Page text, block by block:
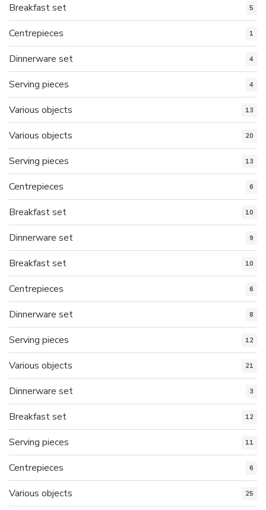
Breakfast set 5
Centrepieces 1
Dinnerware set 4
Serving pieces 4
Various objects 13
Various objects 20
Serving pieces 13
Centrepieces 6
Breakfast set 10
Dinnerware set 9
Breakfast set 10
Centrepieces 6
Dinnerware set 8
Serving pieces 12
Various objects 21
Dinnerware set 3
Breakfast set 12
Serving pieces 11
Centrepieces 6
Various objects 25